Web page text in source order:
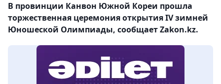
В провинции Канвон Южной Кореи прошла
торжественная церемония открытия IV зимней
Юношеской Олимпиады, сообщает Zakon.kz.